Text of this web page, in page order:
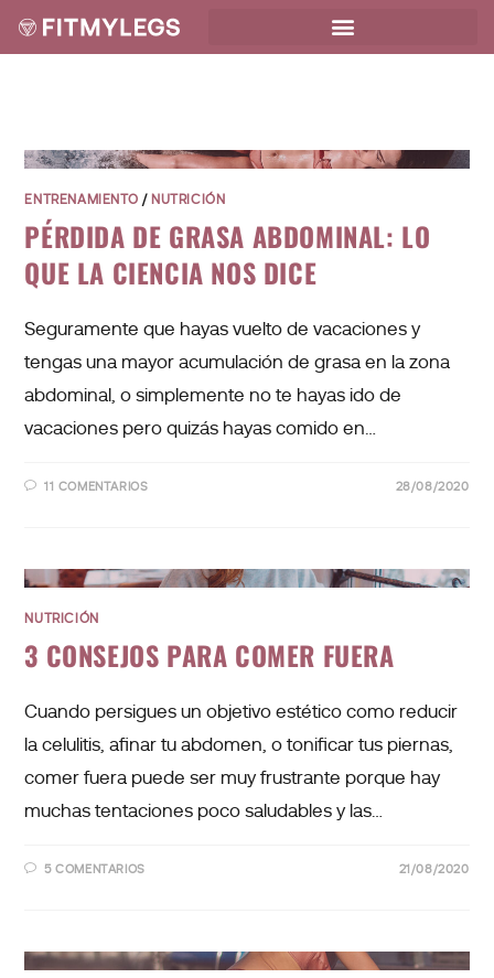
ENTRENAMIENTO / NUTRICIÓN
PÉRDIDA DE GRASA ABDOMINAL: LO
QUE LA CIENCIA NOS DICE
Seguramente que hayas vuelto de vacaciones y
tengas una mayor acumulación de grasa en la zona
abdominal, o simplemente no te hayas ido de
vacaciones pero quizás hayas comido en…
11 COMENTARIOS 28/08/2020
NUTRICIÓN
3 CONSEJOS PARA COMER FUERA
Cuando persigues un objetivo estético como reducir
la celulitis, afinar tu abdomen, o tonificar tus piernas,
comer fuera puede ser muy frustrante porque hay
muchas tentaciones poco saludables y las…
5 COMENTARIOS 21/08/2020